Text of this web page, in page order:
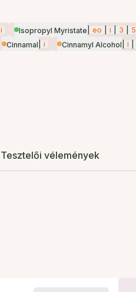
i Isopropyl Myristate eo i 3 5
Cinnamal i Cinnamyl Alcohol i
Tesztelői vélemények